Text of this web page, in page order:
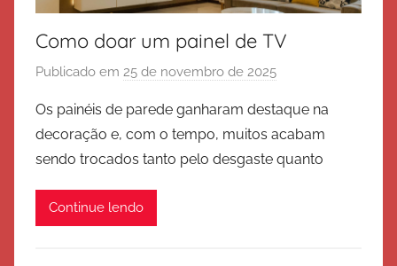
ã
o
Como doar um painel de TV
Publicado em 25 de novembro de 2025
r
E
x
Os painéis de parede ganharam destaque na
decoração e, com o tempo, muitos acabam
sendo trocados tanto pelo desgaste quanto
Continue lendo